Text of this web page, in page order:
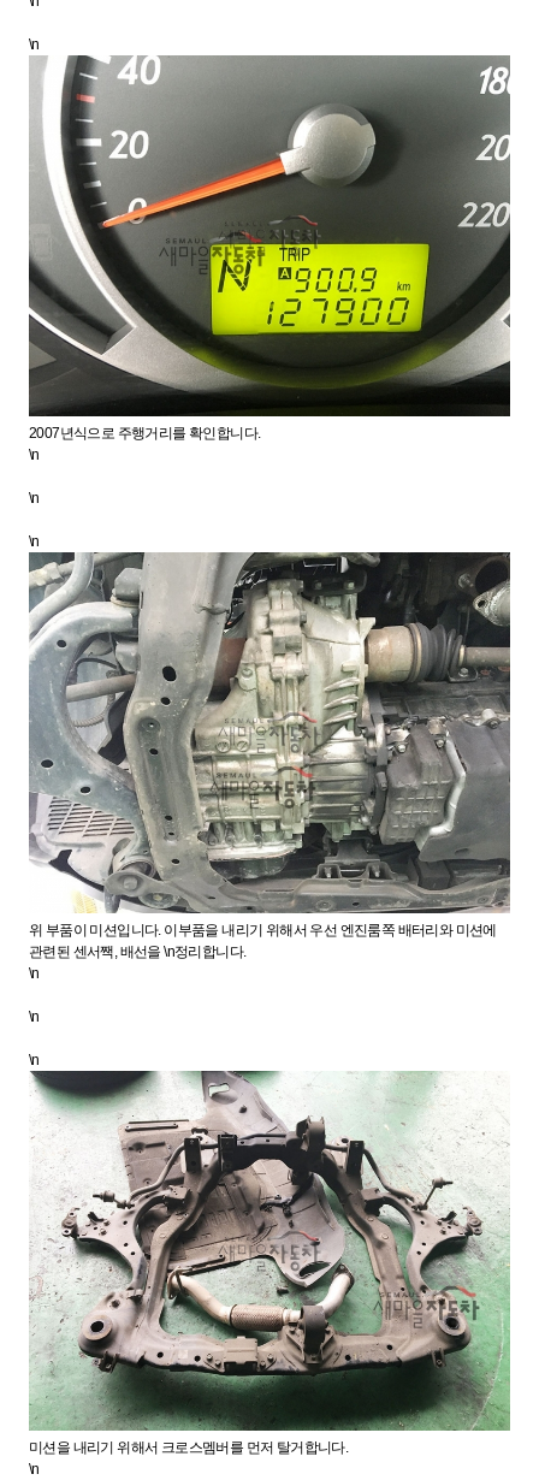
\n
2007년식으로 주행거리를 확인합니다.
\n
\n
\n
위 부품이 미션입니다. 이부품을 내리기 위해서 우선 엔진룸쪽 배터리와 미션에
관련된 센서짹, 배선을 \n정리합니다.
\n
\n
\n
미션을 내리기 위해서 크로스멤버를 먼저 탈거합니다.
\n